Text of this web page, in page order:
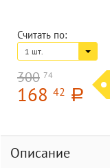
Считать по:
1 шт.
300 74
168 42 a
Описание